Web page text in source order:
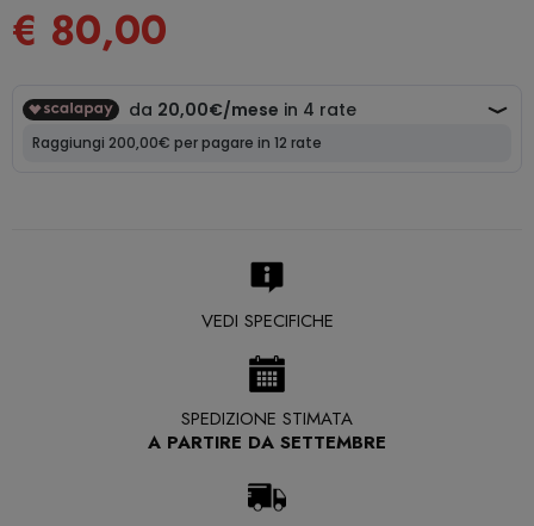
€ 80,00
VEDI SPECIFICHE
SPEDIZIONE STIMATA
A PARTIRE DA SETTEMBRE